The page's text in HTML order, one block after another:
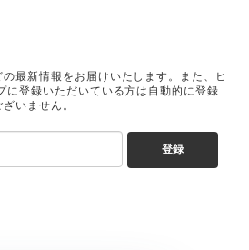
最新情報をお届けいたします。また、ヒ
に登録いただいている方は自動的に登録
いません。
登録